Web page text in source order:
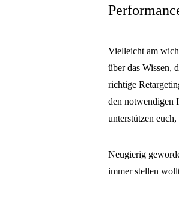
Vielleicht am
über das Wissen,
richtige
den notwendigen
unterstützen
Neugierig
immer stellen